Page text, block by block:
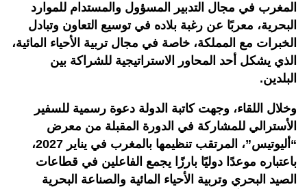
المغرب في مجال التدبير المسؤول والمستدام للموارد
البحرية، معربًا عن رغبة بلاده في توسيع التعاون وتبادل
الخبرات مع المملكة، خاصة في مجال تربية الأحياء المائية،
الذي يشكل أحد المحاور الاستراتيجية للشراكة بين
البلدين.
وخلال اللقاء، وجهت كاتبة الدولة دعوة رسمية للسفير
الأسترالي للمشاركة في الدورة المقبلة من معرض
“أليوتيس”، المرتقب تنظيمها بالمغرب في يناير 2027،
باعتباره موعدًا دوليًا بارزًا يجمع الفاعلين في قطاعات
الصيد البحري وتربية الأحياء المائية والصناعة البحرية